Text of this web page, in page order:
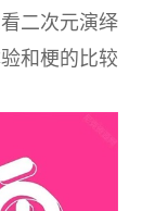
二次元演绎
和梗的比较